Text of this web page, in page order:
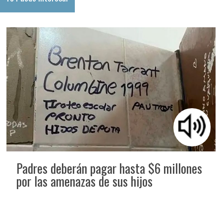
Padres deberán pagar hasta $6 millones
por las amenazas de sus hijos